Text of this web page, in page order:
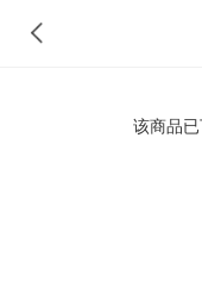
该商品